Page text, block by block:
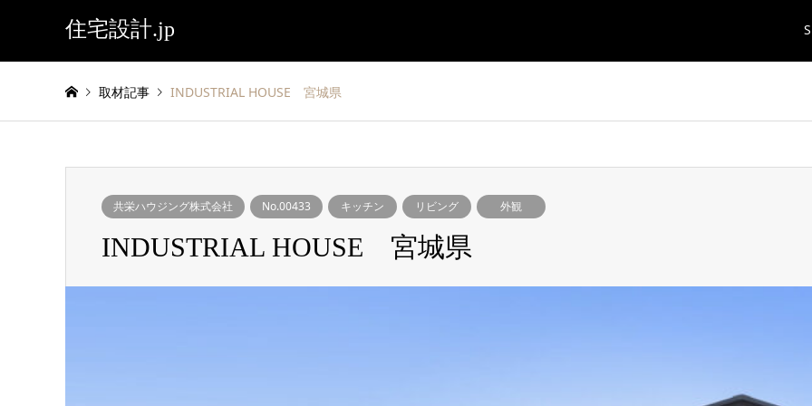
住宅設計.jp
取材記事 INDUSTRIAL HOUSE 宮城県
共栄ハウジング株式会社 No.00433 キッチン リビング 外観
INDUSTRIAL HOUSE 宮城県